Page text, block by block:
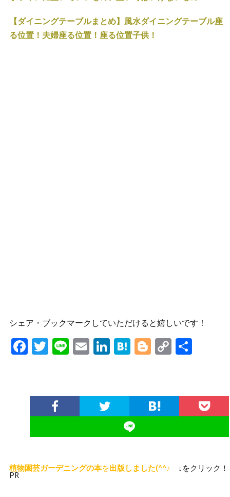
【ダイニングテーブルまとめ】風水ダイニングテーブル座
る位置！夫婦座る位置！座る位置子供！
シェア・ブックマークしていただけると嬉しいです！
F
b
o
T
er
Li E
l
Li
dI
n
H
n
a
Bl
g
er
C
y
Li
植物園芸ガーデニングの本を出版しました(^^♪
↓をクリック！
PR